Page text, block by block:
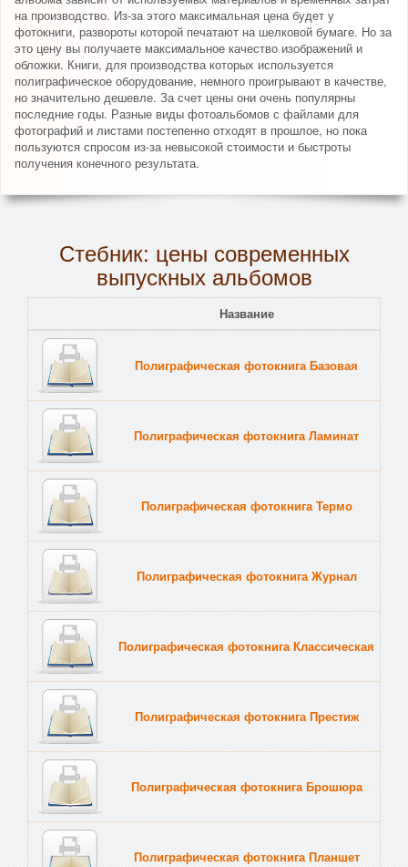
на производство. Из-за этого максимальная цена будет у
фотокниги, развороты которой печатают на шелковой бумаге. Но за
это цену вы получаете максимальное качество изображений и
обложки. Книги, для производства которых используется
полиграфическое оборудование, немного проигрывают в качестве,
но значительно дешевле. За счет цены они очень популярны
последние годы. Разные виды фотоальбомов с файлами для
фотографий и листами постепенно отходят в прошлое, но пока
пользуются спросом из-за невысокой стоимости и быстроты
получения конечного результата.
Стебник: цены современных
выпускных альбомов
Название
Полиграфическая фотокнига Базовая
Полиграфическая фотокнига Ламинат
Полиграфическая фотокнига Термо
Полиграфическая фотокнига Журнал
Полиграфическая фотокнига Классическая
Полиграфическая фотокнига Престиж
Полиграфическая фотокнига Брошюра
Полиграфическая фотокнига Планшет